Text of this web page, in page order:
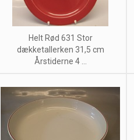
Helt Rød 631 Stor
dækketallerken 31,5 cm
Årstiderne 4 ...